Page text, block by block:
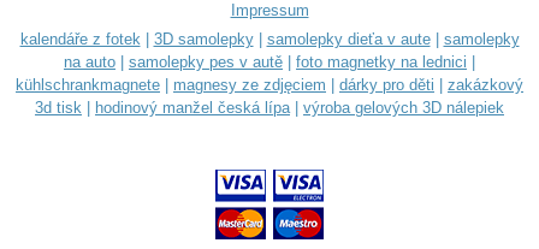
Impressum
kalendáře z fotek| 3D samolepky| samolepky dieťa v aute| samolepky
na auto
samolepky pes v autě foto magnetky na lednici
kühlschrankmagnete
magnesy ze zdjęciem dárky pro děti
zakázkový
3d tisk
hodinový manžel česká lípa| výroba gelových 3D nálepiek